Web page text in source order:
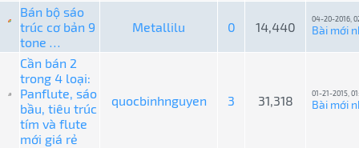
Bán bộ sáo
trúc cơ bản 9
tone …
Metallilu 0 14,440
04-20-2016,
Bài mới
Cần bán 2
trong 4 loại:
Panflute, sáo
bầu, tiêu trúc
tím và flute
mới giá rẻ
quocbinhnguyen 3 31,318 01-21-2015,
Bài mới